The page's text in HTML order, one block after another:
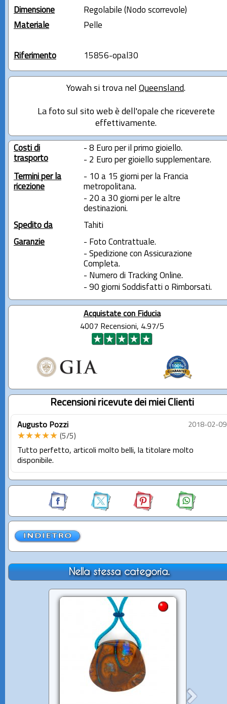
Dimensione
Regolabile (Nodo scorrevole)
Materiale
Pelle
Riferimento 15856-opal30
Yowah si trova nelQueensland.
La foto sul sito web è dell'opale che riceverete
effettivamente.
Costi di
trasporto
- 8 Euro per il primo gioiello.
- 2 Euro per gioiello supplementare.
Termini per la
ricezione
- 10 a 15 giorni per la Francia
metropolitana.
- 20 a 30 giorni per le altre
destinazioni.
Spedito da
Tahiti
Garanzie
- Foto Contrattuale.
- Spedizione con Assicurazione
Completa.
- Numero di Tracking Online.
- 90 giorni Soddisfatti o Rimborsati.
Acquistate con Fiducia
4007 Recensioni, 4.97/5
Recensioni ricevute dei miei Clienti
Augusto Pozzi 2018-02-09
★★★★★ (5/5)
Tutto perfetto, articoli molto belli, la titolare molto
disponibile.
Nella stessa categoria.